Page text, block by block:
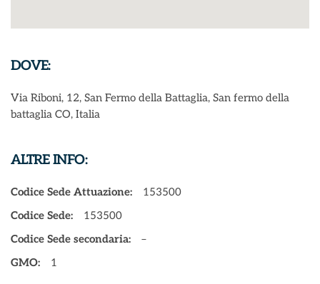
DOVE:
Via Riboni, 12, San Fermo della Battaglia, San fermo della
battaglia CO, Italia
ALTRE INFO:
Codice Sede Attuazione:
153500
Codice Sede:
153500
Codice Sede secondaria:
–
GMO:
1